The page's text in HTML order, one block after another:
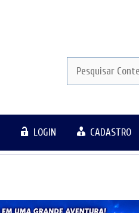
LOGIN CADASTRO